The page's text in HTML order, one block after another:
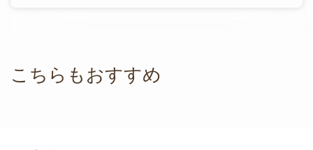
こちらもおすすめ